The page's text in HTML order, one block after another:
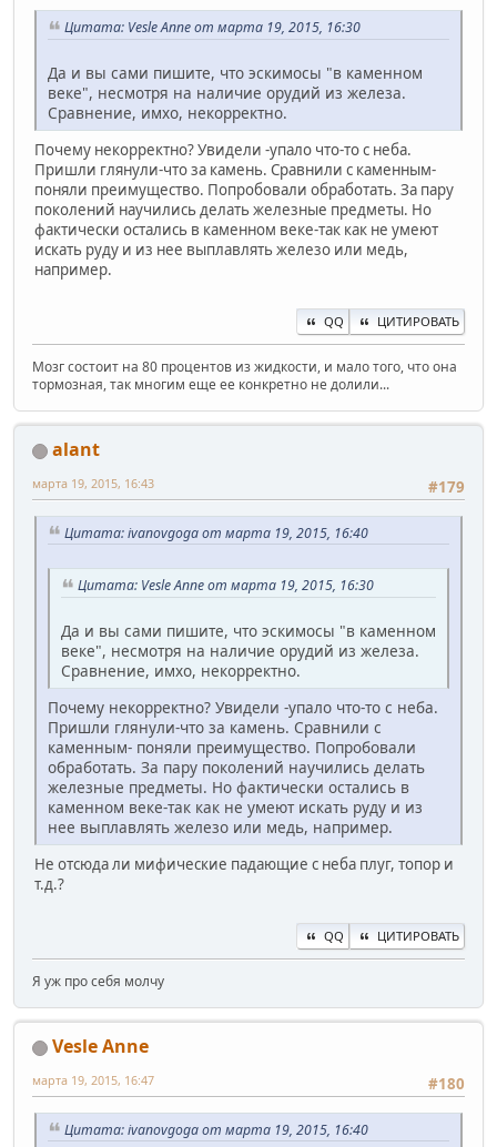
Цитата: Vesle Anne от марта 19, 2015, 16:30
Да и вы сами пишите, что эскимосы "в каменном
веке", несмотря на наличие орудий из железа.
Сравнение, имхо, некорректно.
Почему некорректно? Увидели -упало что-то с неба.
Пришли глянули-что за камень. Сравнили с каменным-
поняли преимущество. Попробовали обработать. За пару
поколений научились делать железные предметы. Но
фактически остались в каменном веке-так как не умеют
искать руду и из нее выплавлять железо или медь,
например.
QQ ЦИТИРОВАТЬ
Мозг состоит на 80 процентов из жидкости, и мало того, что она
тормозная, так многим еще ее конкретно не долили...
alant
#179
марта 19, 2015, 16:43
Цитата: ivanovgoga от марта 19, 2015, 16:40
Цитата: Vesle Anne от марта 19, 2015, 16:30
Да и вы сами пишите, что эскимосы "в каменном
веке", несмотря на наличие орудий из железа.
Сравнение, имхо, некорректно.
Почему некорректно? Увидели -упало что-то с неба.
Пришли глянули-что за камень. Сравнили с
каменным- поняли преимущество. Попробовали
обработать. За пару поколений научились делать
железные предметы. Но фактически остались в
каменном веке-так как не умеют искать руду и из
нее выплавлять железо или медь, например.
Не отсюда ли мифические падающие с неба плуг, топор и
т.д.?
QQ ЦИТИРОВАТЬ
Я уж про себя молчу
Vesle Anne
#180
марта 19, 2015, 16:47
Цитата: ivanovgoga от марта 19, 2015, 16:40